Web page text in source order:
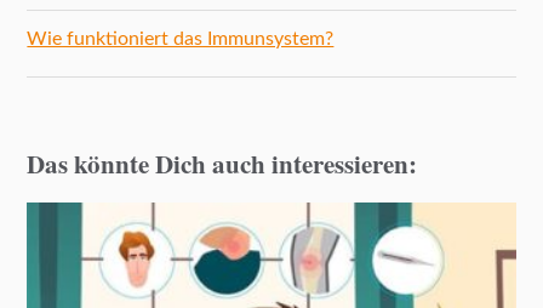
Wie funktioniert das Immunsystem?
Das könnte Dich auch interessieren: